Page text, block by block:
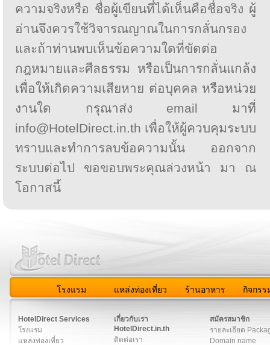
ความจริงหรือ ชื่อผู้เขียนที่ได้เห็นคือชื่อจริง ผู้
อ่านจึงควรใช้วิจารณญาณในการกลั่นกรอง
และถ้าท่านพบเห็นข้อความใดที่ขัดต่อ
กฎหมายและศีลธรรม หรือเป็นการกลั่นแกล้ง
เพื่อให้เกิดความเสียหาย ต่อบุคคล หรือหน่วย
งานใด กรุณาส่ง email มาที่
info@HotelDirect.in.th เพื่อให้ผู้ควบคุมระบบ
ทราบและทำการลบข้อความนั้น ออกจาก
ระบบต่อไป ขอขอบพระคุณล่วงหน้า มา ณ
โอกาสนี้
โรงแรม แหล่งท่องเที่ยว ร้านอาหาร กิจกรร
HotelDirect Services
โรงแรม
แหล่งท่องเที่ยว
เกี่ยวกับเรา
HotelDirect.in.th
ติดต่อเรา
สมัครสมาชิก
รายละเอียด
Domain name